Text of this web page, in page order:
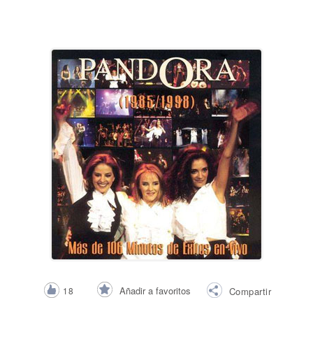
18 Añadir a favoritos Compartir